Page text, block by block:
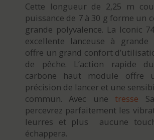
Cette longueur de 2,25 m
puissance de 7 à 30 g forme un
grande polyvalence. La Iconic
excellente lanceuse à grande
offre un grand confort
de pêche. L’action rapide
carbone haut module offre
précision de lancer et une
commun. Avec une tresse
percevrez parfaitement les
leurres et plus aucune
échappera.